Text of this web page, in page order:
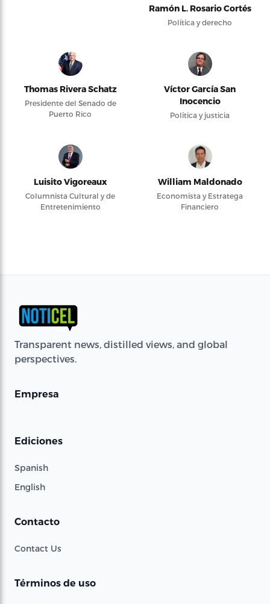
Ramón L. Rosario Cortés
Política y derecho
Thomas Rivera Schatz
Presidente del Senado de
Puerto Rico
Víctor García San
Inocencio
Política y justicia
Luisito Vigoreaux
Columnista Cultural y de
Entretenimiento
William Maldonado
Economista y Estratega
Financiero
Transparent news, distilled views, and global
perspectives.
Empresa
Ediciones
Spanish
English
Contacto
Contact Us
Términos de uso